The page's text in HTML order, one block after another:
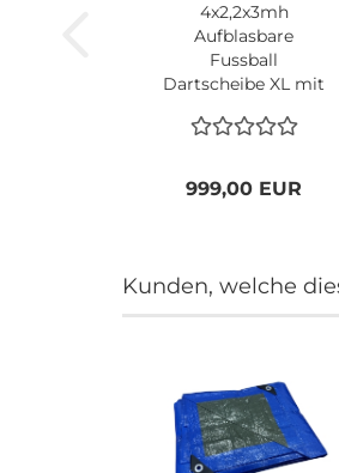
4x2,2x3mh
Aufblasbare
Fussball
Dartscheibe XL mit
Dartspiel
999,00 EUR
Kunden, welche